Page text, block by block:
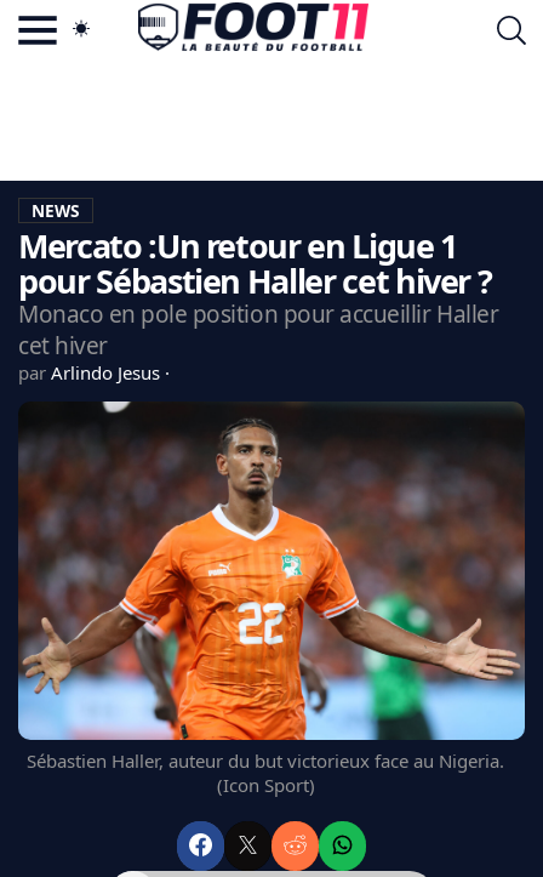
LA CHARTE
VIE PRIVÉE
CGU
CONTACTEZ-NOUS
LIGUE 1
REAL MADRID
FC BARCELONE
MANCHESTER UNITED
CHELSEA
ARSENAL
BAYERN
L'AVIS DE LA RÉDAC'
NEWS
Mercato :Un retour en Ligue 1
pour Sébastien Haller cet hiver ?
Monaco en pole position pour accueillir Haller
cet hiver
par Arlindo Jesus
Sébastien Haller, auteur du but victorieux face au Nigeria.
(Icon Sport)